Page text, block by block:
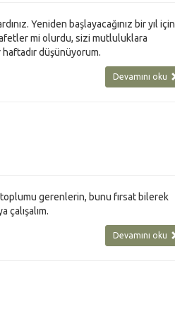
Yeniden başlayacağınız bir yıl için
mi olurdu, sizi mutluluklara
düşünüyorum.
Devamını oku
toplumu gerenlerin, bunu fırsat bilerek
çalışalım.
Devamını oku